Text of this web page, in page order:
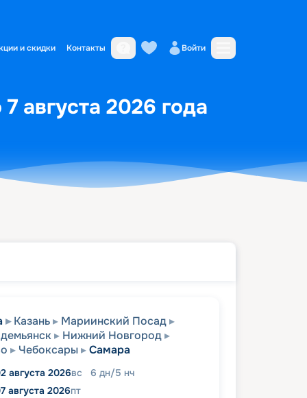
и скидки Контакты Войти
августа 2026 года
Казань
Мариинский Посад
Нижний Новгород
Чебоксары Самара
августа 2026вс 6 дн/5 нч
августа 2026пт